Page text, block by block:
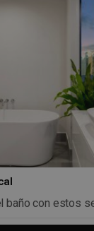
baño con estos